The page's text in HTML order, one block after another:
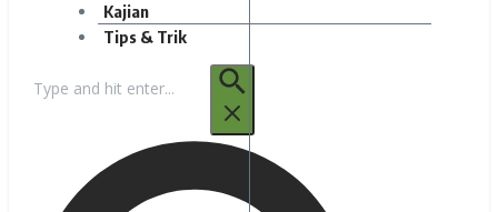
Kajian
Tips & Trik
untuk: